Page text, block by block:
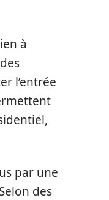
à
l’entrée
par une
des